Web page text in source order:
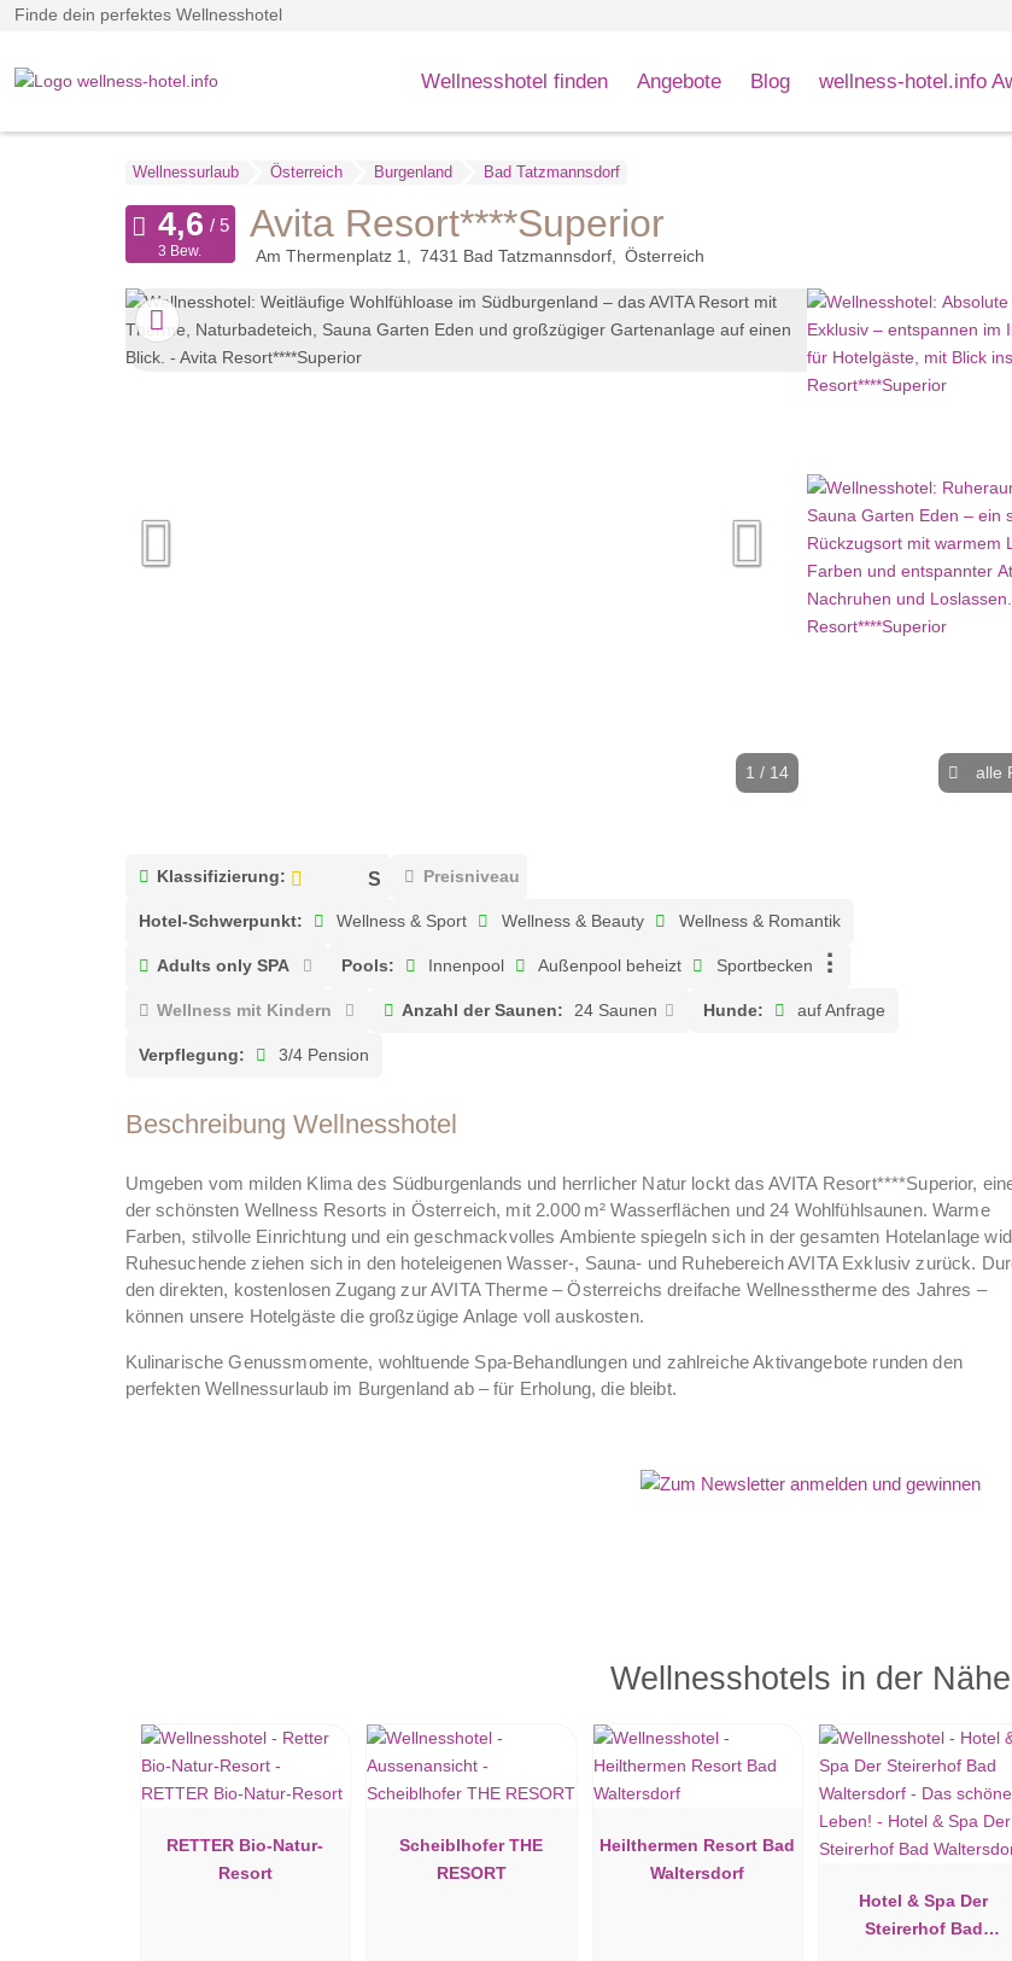
Finde dein perfektes Wellnesshotel
Wellnesshotel finden Angebote Blog wellness-hotel.info
Wellnessurlaub Österreich Burgenland Bad Tatzmannsdorf
Avita Resort****Superior
Am Thermenplatz 1 7431 Bad Tatzmannsdorf Österreich
3 Bew.
1 / 14 alle
Klassifizierung: Preisniveau
Hotel-Schwerpunkt: Wellness & Sport Wellness & Beauty Wellness & Romantik
Adults only SPA Pools: Innenpool Außenpool beheizt Sportbecken
Wellness mit Kindern Anzahl der Saunen: 24 Saunen Hunde: auf Anfrage
Verpflegung: 3/4 Pension
Beschreibung Wellnesshotel
Umgeben vom milden Klima des Südburgenlands und herrlicher Natur lockt das AVITA Resort****Superior,
der schönsten Wellness Resorts in Österreich, mit 2.000 m² Wasserflächen und 24 Wohlfühlsaunen. Warme
Farben, stilvolle Einrichtung und ein geschmackvolles Ambiente spiegeln sich in der gesamten Hotelanlage
Ruhesuchende ziehen sich in den hoteleigenen Wasser-, Sauna- und Ruhebereich AVITA Exklusiv zurück.
den direkten, kostenlosen Zugang zur AVITA Therme – Österreichs dreifache Wellnesstherme des Jahres –
können unsere Hotelgäste die großzügige Anlage voll auskosten.
Kulinarische Genussmomente, wohltuende Spa-Behandlungen und zahlreiche Aktivangebote runden den
perfekten Wellnessurlaub im Burgenland ab – für Erholung, die bleibt.
Wellnesshotels in der Nähe
RETTER Bio-Natur-
Resort
Scheiblhofer THE
RESORT
Heilthermen Resort Bad
Waltersdorf
Hotel & Spa Der
Steirerhof Bad